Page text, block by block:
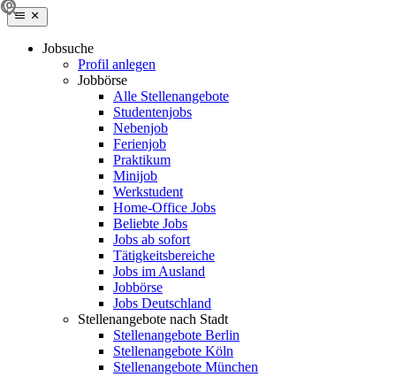
Jobsuche
Profil anlegen
Jobbörse
Alle Stellenangebote
Studentenjobs
Nebenjob
Ferienjob
Praktikum
Minijob
Werkstudent
Home-Office Jobs
Beliebte Jobs
Jobs ab sofort
Tätigkeitsbereiche
Jobs im Ausland
Jobbörse
Jobs Deutschland
Stellenangebote nach Stadt
Stellenangebote Berlin
Stellenangebote Köln
Stellenangebote München